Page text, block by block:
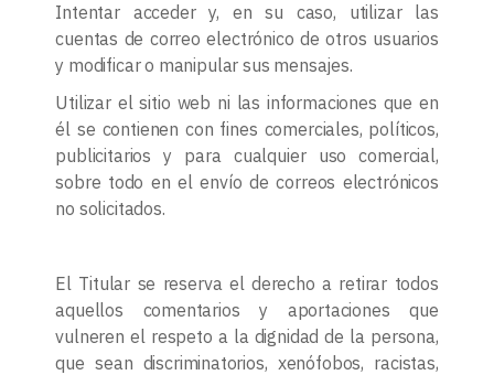
Intentar acceder y, en su caso, utilizar las
cuentas de correo electrónico de otros usuarios
y modificar o manipular sus mensajes.
Utilizar el sitio web ni las informaciones que en
él se contienen con fines comerciales, políticos,
publicitarios y para cualquier uso comercial,
sobre todo en el envío de correos electrónicos
no solicitados.
El Titular se reserva el derecho a retirar todos
aquellos comentarios y aportaciones que
vulneren el respeto a la dignidad de la persona,
que sean discriminatorios, xenófobos, racistas,